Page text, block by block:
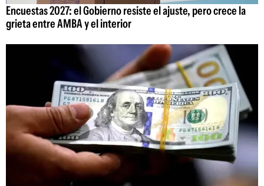
Encuestas 2027: el Gobierno resiste el ajuste, pero crece la
grieta entre AMBA y el interior